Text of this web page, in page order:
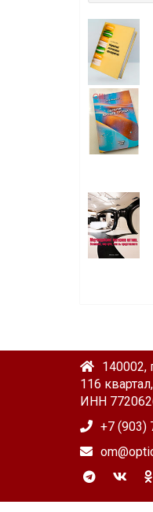
140002,
116
ИНН
+7 (903)